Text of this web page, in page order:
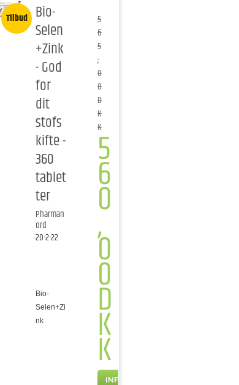
Tilbud Bio-
Selen
+Zink
- God
for
dit
stofs
kifte -
360
tablet
ter
Pharman
ord
20-2-22
Bio-
Selen+Zi
nk
5
6
5
,
0
0
D
K
K5
6
0
,
0
0
D
K
K
INFO